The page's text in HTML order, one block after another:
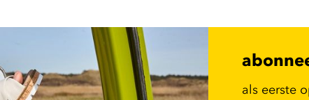
als eerste